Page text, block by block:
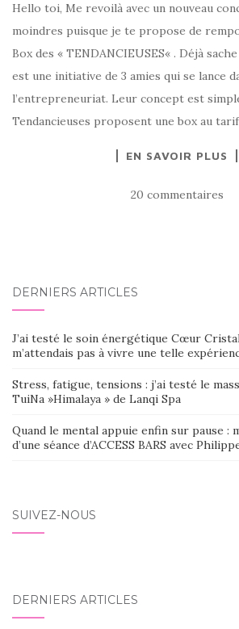
Hello toi, Me revoilà avec un nouveau
moindres puisque je te propose de
Box des « TENDANCIEUSES« . Déjà
est une initiative de 3 amies qui se lance
l’entrepreneuriat. Leur concept est
Tendancieuses proposent une box au
EN SAVOIR PLUS
20 commentaires
DERNIERS ARTICLES
J’ai testé le soin énergétique Cœur
m’attendais pas à vivre une telle
Stress, fatigue, tensions : j’ai testé le
TuiNa »Himalaya » de Lanqi Spa
Quand le mental appuie enfin sur pause :
d’une séance d’ACCESS BARS avec
SUIVEZ-NOUS
DERNIERS ARTICLES